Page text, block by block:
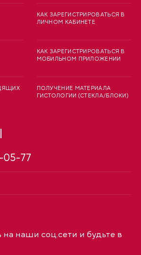
КАК ЗАРЕГИСТРИРОВАТЬСЯ В
ЛИЧНОМ КАБИНЕТЕ
КАК ЗАРЕГИСТРИРОВАТЬСЯ В
МОБИЛЬНОМ ПРИЛОЖЕНИИ
ПОЛУЧЕНИЕ МАТЕРИАЛА
ГИСТОЛОГИИ (СТЕКЛА/БЛОКИ)
05-77
наши соц.сети и будьте в